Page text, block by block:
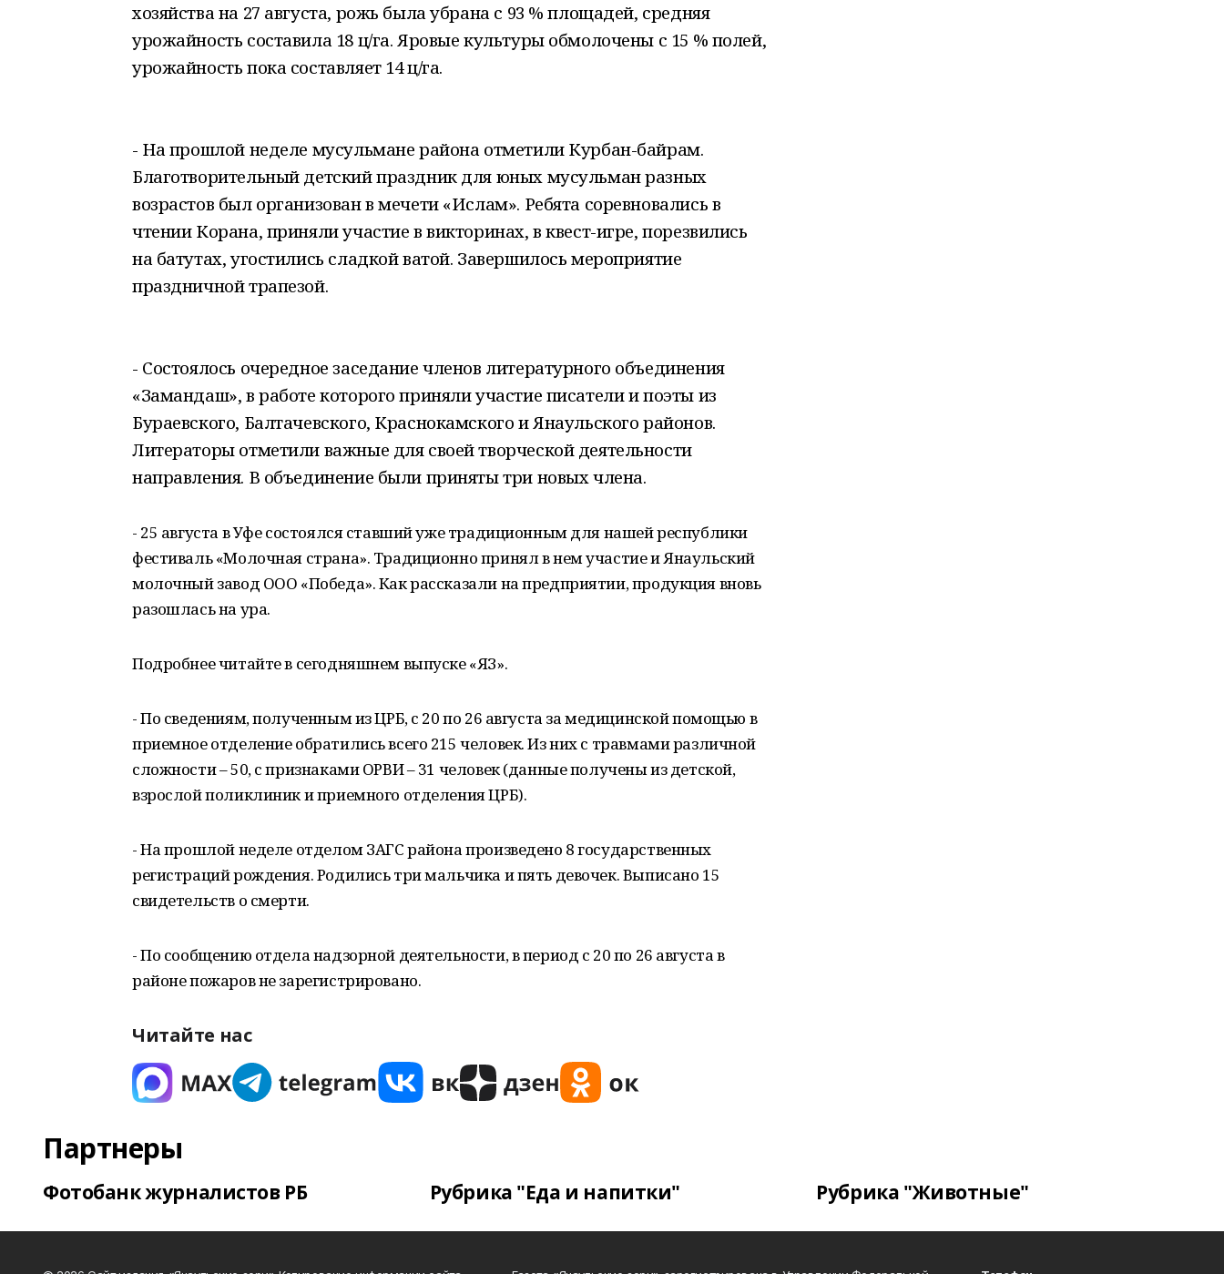
хозяйства на 27 августа, рожь была убрана с 93 % площадей, средняя
урожайность составила 18 ц/га. Яровые культуры обмолочены с 15 % полей,
урожайность пока составляет 14 ц/га.
- На прошлой неделе мусульмане района отметили Курбан-байрам.
Благотворительный детский праздник для юных мусульман разных
возрастов был организован в мечети «Ислам». Ребята соревновались в
чтении Корана, приняли участие в викторинах, в квест-игре, порезвились
на батутах, угостились сладкой ватой. Завершилось мероприятие
праздничной трапезой.
- Состоялось очередное заседание членов литературного объединения
«Замандаш», в работе которого приняли участие писатели и поэты из
Бураевского, Балтачевского, Краснокамского и Янаульского районов.
Литераторы отметили важные для своей творческой деятельности
направления. В объединение были приняты три новых члена.
- 25 августа в Уфе состоялся ставший уже традиционным для нашей республики
фестиваль «Молочная страна». Традиционно принял в нем участие и Янаульский
молочный завод ООО «Победа». Как рассказали на предприятии, продукция вновь
разошлась на ура.
Подробнее читайте в сегодняшнем выпуске «ЯЗ».
- По сведениям, полученным из ЦРБ, с 20 по 26 августа за медицинской помощью в
приемное отделение обратились всего 215 человек. Из них с травмами различной
сложности – 50, с признаками ОРВИ – 31 человек (данные получены из детской,
взрослой поликлиник и приемного отделения ЦРБ).
- На прошлой неделе отделом ЗАГС района произведено 8 государственных
регистраций рождения. Родились три мальчика и пять девочек. Выписано 15
свидетельств о смерти.
- По сообщению отдела надзорной деятельности, в период с 20 по 26 августа в
районе пожаров не зарегистрировано.
Читайте нас
Партнеры
Фотобанк журналистов РБ Рубрика "Еда и напитки" Рубрика "Животные"